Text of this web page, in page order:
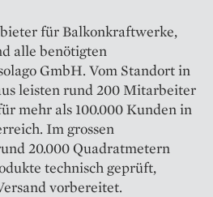
für Balkonkraftwerke,
alle benötigten
GmbH. Vom Standort in
leisten rund 200 Mitarbeiter
mehr als 100.000 Kunden in
Im grossen
20.000 Quadratmetern
technisch geprüft,
vorbereitet.